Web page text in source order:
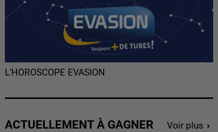
L'HOROSCOPE EVASION
ACTUELLEMENT À GAGNER Voir plus